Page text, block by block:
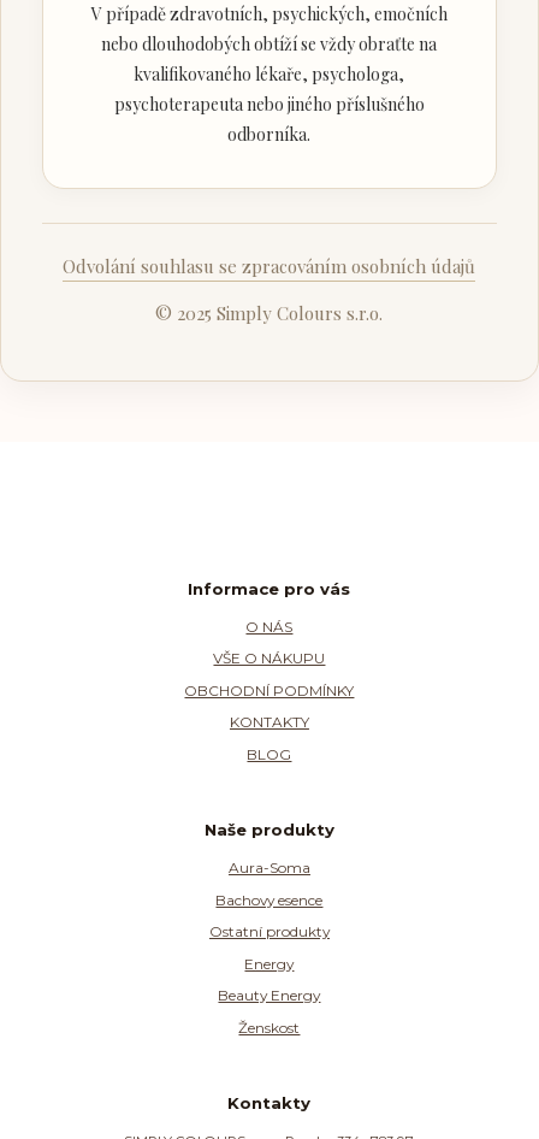
V případě zdravotních, psychických, emočních
nebo dlouhodobých obtíží se vždy obraťte na
kvalifikovaného lékaře, psychologa,
psychoterapeuta nebo jiného příslušného
odborníka.
Odvolání souhlasu se zpracováním osobních údajů
© 2025 Simply Colours s.r.o.
Informace pro vás
O NÁS
VŠE O NÁKUPU
OBCHODNÍ PODMÍNKY
KONTAKTY
BLOG
Naše produkty
Aura-Soma
Bachovy esence
Ostatní produkty
Energy
Beauty Energy
Ženskost
Kontakty